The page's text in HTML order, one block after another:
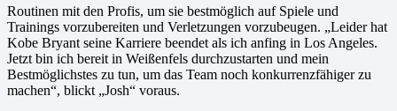
Routinen mit den Profis, um sie bestmöglich auf Spiele und
Trainings vorzubereiten und Verletzungen vorzubeugen. „Leider hat
Kobe Bryant seine Karriere beendet als ich anfing in Los Angeles.
Jetzt bin ich bereit in Weißenfels durchzustarten und mein
Bestmöglichstes zu tun, um das Team noch konkurrenzfähiger zu
machen“, blickt „Josh“ voraus.